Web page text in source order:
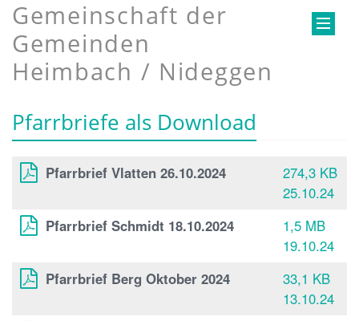
Gemeinschaft der
Gemeinden
Heimbach / Nideggen
Pfarrbriefe als Download
Pfarrbrief Vlatten 26.10.2024
274,3 KB
25.10.24
Pfarrbrief Schmidt 18.10.2024
1,5 MB
19.10.24
Pfarrbrief Berg Oktober 2024
33,1 KB
13.10.24